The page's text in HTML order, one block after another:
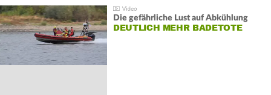
Die gefährliche Lust auf Abkühlung
DEUTLICH MEHR BADETOTE